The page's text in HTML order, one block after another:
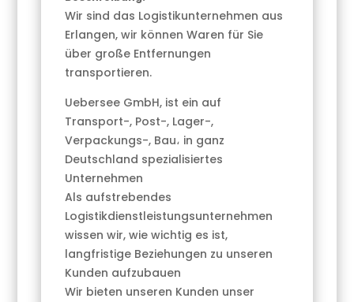
Wir sind das Logistikunternehmen aus
Erlangen, wir können Waren für Sie
über große Entfernungen
transportieren.
Uebersee GmbH, ist ein auf
Transport-, Post-, Lager-,
Verpackungs-, Bau، in ganz
Deutschland spezialisiertes
Unternehmen
Als aufstrebendes
Logistikdienstleistungsunternehmen
wissen wir, wie wichtig es ist,
langfristige Beziehungen zu unseren
Kunden aufzubauen
Wir bieten unseren Kunden unser